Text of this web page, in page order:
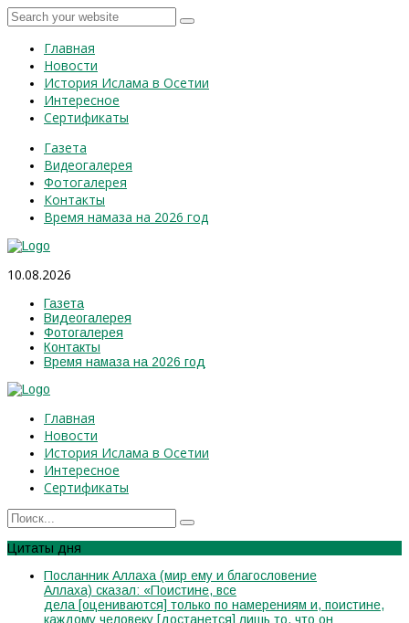
Главная
Новости
История Ислама в Осетии
Интересное
Сертификаты
Газета
Видеогалерея
Фотогалерея
Контакты
Время намаза на 2026 год
10.08.2026
Газета
Видеогалерея
Фотогалерея
Контакты
Время намаза на 2026 год
Главная
Новости
История Ислама в Осетии
Интересное
Сертификаты
Цитаты дня
Посланник Аллаха (мир ему и благословение
Аллаха) сказал: «Поистине, все
дела [оцениваются] только по намерениям и, поистине,
каждому человеку [достанется] лишь то, что он